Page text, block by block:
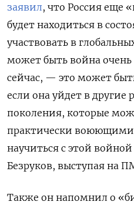
заявил, что Россия еще
будет находиться в
участвовать в
может быть война
сейчас, — это может
если она уйдет в другие
поколения, которые
практически
научиться с этой
Безруков, выступая на
Также он напомнил о